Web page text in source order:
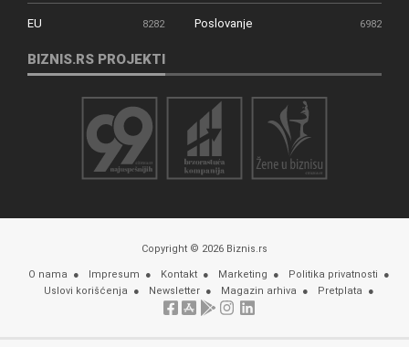
EU 8282 Poslovanje 6982
BIZNIS.RS PROJEKTI
Copyright © 2026 Biznis.rs
O nama Impresum Kontakt Marketing
Politika privatnosti
Uslovi korišćenja
Newsletter Magazin arhiva Pretplata